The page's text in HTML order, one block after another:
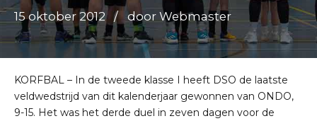
15 oktober 2012 door Webmaster
KORFBAL – In de tweede klasse I heeft DSO de laatste
veldwedstrijd van dit kalenderjaar gewonnen van ONDO,
9-15. Het was het derde duel in zeven dagen voor de